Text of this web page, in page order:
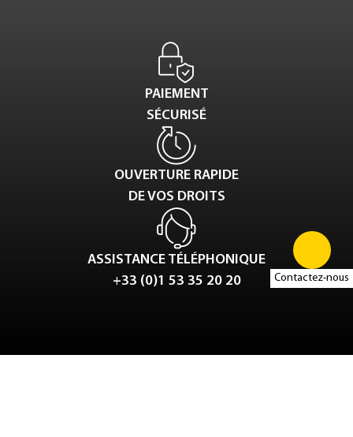
Contactez-nous
PAIEMENT
SÉCURISÉ
OUVERTURE RAPIDE
DE VOS DROITS
ASSISTANCE TÉLÉPHONIQUE
+33 (0)1 53 35 20 20